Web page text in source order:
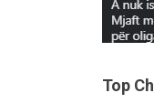
Top